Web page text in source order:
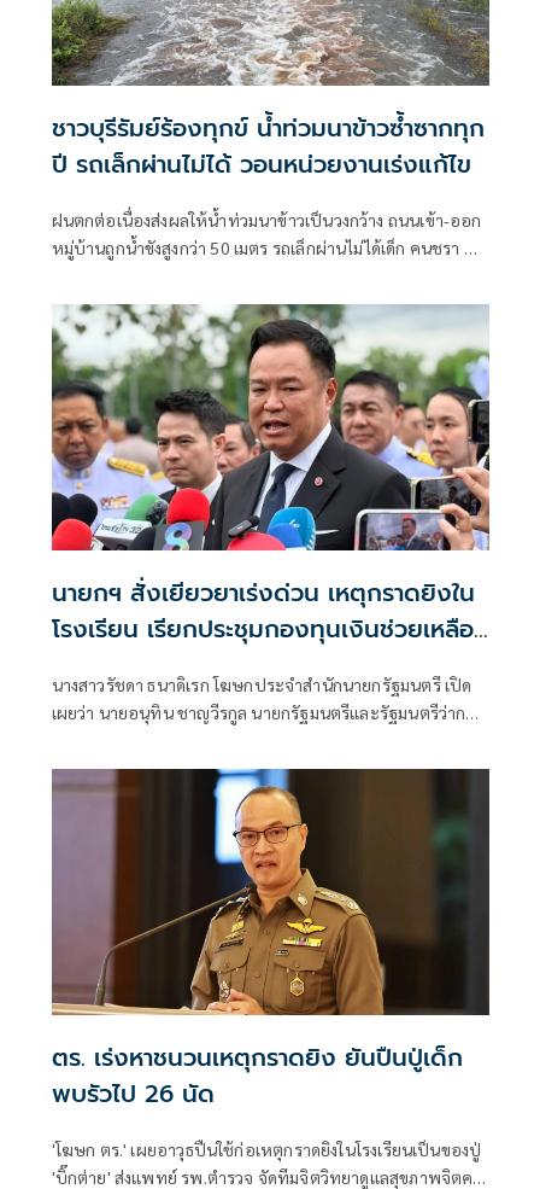
ชาวบุรีรัมย์ร้องทุกข์ น้ำท่วมนาข้าวซ้ำซากทุก
ปี รถเล็กผ่านไม่ได้ วอนหน่วยงานเร่งแก้ไข
ฝนตกต่อเนื่องส่งผลให้น้ำท่วมนาข้าวเป็นวงกว้าง ถนนเข้า-ออก
หมู่บ้านถูกน้ำขังสูงกว่า 50 เมตร รถเล็กผ่านไม่ได้เด็ก คนชรา ผู้
หน่วยงานที่เกี่ยวข้องแก้ไข ขณะ อบต.เคยเสนอของบมาวาง
บล็อกคอนเวิร์สแก้ปัญหาระยะยาว แต่ถูกโยกไปที่อื่น เตรียม
หางบทำถนนให้สูงขึ้นบรรเทาความเดือดร้อน
นายกฯ สั่งเยียวยาเร่งด่วน เหตุกราดยิงใน
โรงเรียน เรียกประชุมกองทุนเงินช่วยเหลือฯ
นางสาวรัชดา ธนาดิเรก โฆษกประจำสำนักนายกรัฐมนตรี เปิด
เผยว่า นายอนุทิน ชาญวีรกูล นายกรัฐมนตรีและรัฐมนตรีว่าการ
เหตุนักเรียนชายกราดยิงภายในโรงเรียนเทพศิรินทร์ บางกรวย
จังหวัดนนทบุรี สั่งการหน่วยงานที่เกี่ยวข้องเยียวยาให้ความช่วย
ตร. เร่งหาชนวนเหตุกราดยิง ยันปืนปู่เด็ก
พบรัวไป 26 นัด
'โฆษก ตร.' เผยอาวุธปืนใช้ก่อเหตุกราดยิงในโรงเรียนเป็นของปู่
'บิ๊กต่าย' ส่งแพทย์ รพ.ตำรวจ จัดทีมจิตวิทยาดูแลสุขภาพจิตครู